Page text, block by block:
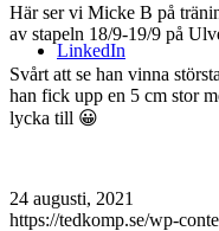
LinkedIn
Här ser vi Micke B på
av stapeln 18/9-19/9 på
Svårt att se han vinna
han fick upp en 5 cm stor
lycka till 😀
24 augusti, 2021
https://tedkomp.se/wp-